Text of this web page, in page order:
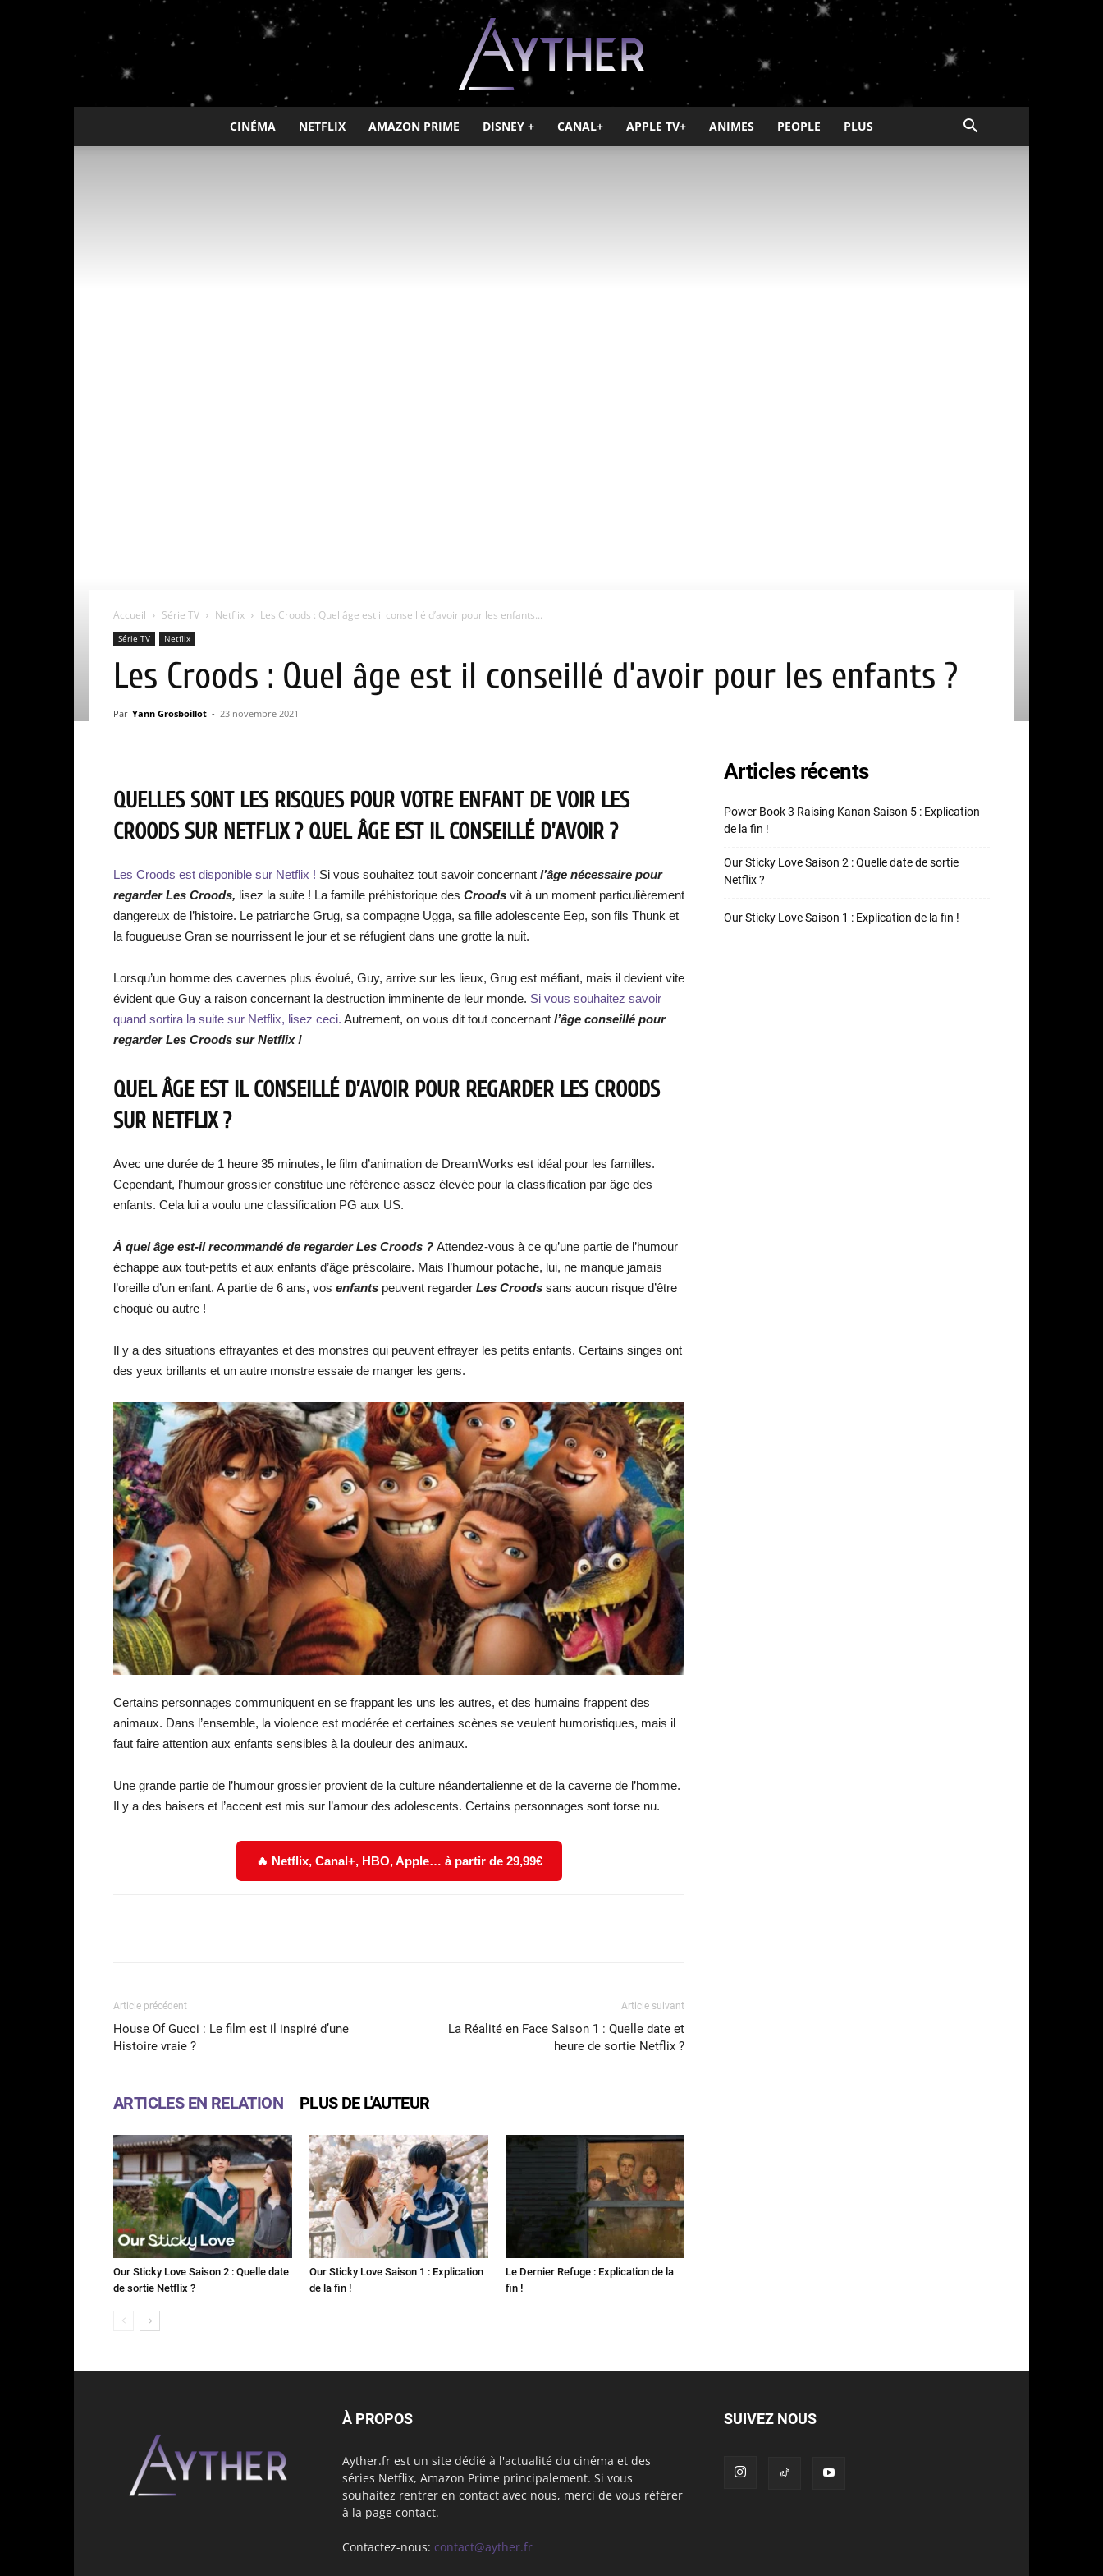
Ayther
CINÉMA NETFLIX AMAZON PRIME DISNEY + CANAL+ APPLE TV+ ANIMES PEOPLE PLUS
Accueil Série TV Netflix Les Croods : Quel âge est il conseillé d’avoir pour les enfants...
Série TV Netflix
Les Croods : Quel âge est il conseillé d’avoir pour les enfants ?
Par Yann Grosboillot - 23 novembre 2021
QUELLES SONT LES RISQUES POUR VOTRE ENFANT DE VOIR LES
CROODS SUR NETFLIX ? QUEL ÂGE EST IL CONSEILLÉ D’AVOIR ?
Les Croods est disponible sur Netflix ! Si vous souhaitez tout savoir concernant l’âge nécessaire pour
regarder Les Croods, lisez la suite ! La famille préhistorique des Croods vit à un moment particulièrement
dangereux de l’histoire. Le patriarche Grug, sa compagne Ugga, sa fille adolescente Eep, son fils Thunk et
la fougueuse Gran se nourrissent le jour et se réfugient dans une grotte la nuit.
Lorsqu’un homme des cavernes plus évolué, Guy, arrive sur les lieux, Grug est méfiant, mais il devient vite
évident que Guy a raison concernant la destruction imminente de leur monde. Si vous souhaitez savoir
quand sortira la suite sur Netflix, lisez ceci. Autrement, on vous dit tout concernant l’âge conseillé pour
regarder Les Croods sur Netflix !
QUEL ÂGE EST IL CONSEILLÉ D’AVOIR POUR REGARDER LES CROODS
SUR NETFLIX ?
Avec une durée de 1 heure 35 minutes, le film d’animation de DreamWorks est idéal pour les familles.
Cependant, l’humour grossier constitue une référence assez élevée pour la classification par âge des
enfants. Cela lui a voulu une classification PG aux US.
À quel âge est-il recommandé de regarder Les Croods ? Attendez-vous à ce qu’une partie de l’humour
échappe aux tout-petits et aux enfants d’âge préscolaire. Mais l’humour potache, lui, ne manque jamais
l’oreille d’un enfant. A partie de 6 ans, vos enfants peuvent regarder Les Croods sans aucun risque d’être
choqué ou autre !
Il y a des situations effrayantes et des monstres qui peuvent effrayer les petits enfants. Certains singes ont
des yeux brillants et un autre monstre essaie de manger les gens.
Certains personnages communiquent en se frappant les uns les autres, et des humains frappent des
animaux. Dans l’ensemble, la violence est modérée et certaines scènes se veulent humoristiques, mais il
faut faire attention aux enfants sensibles à la douleur des animaux.
Une grande partie de l’humour grossier provient de la culture néandertalienne et de la caverne de l’homme.
Il y a des baisers et l’accent est mis sur l’amour des adolescents. Certains personnages sont torse nu.
🔥 Netflix, Canal+, HBO, Apple… à partir de 29,99€
Article précédent
House Of Gucci : Le film est il inspiré d’une
Histoire vraie ?
Article suivant
La Réalité en Face Saison 1 : Quelle date et
heure de sortie Netflix ?
ARTICLES EN RELATION PLUS DE L'AUTEUR
Our Sticky Love Saison 2 : Quelle date
de sortie Netflix ?
Our Sticky Love Saison 1 : Explication
de la fin !
Le Dernier Refuge : Explication de la
fin !
Articles récents
Power Book 3 Raising Kanan Saison 5 : Explication
de la fin !
Our Sticky Love Saison 2 : Quelle date de sortie
Netflix ?
Our Sticky Love Saison 1 : Explication de la fin !
À PROPOS
Ayther.fr est un site dédié à l'actualité du cinéma et des
séries Netflix, Amazon Prime principalement. Si vous
souhaitez rentrer en contact avec nous, merci de vous référer
à la page contact.
Contactez-nous: contact@ayther.fr
SUIVEZ NOUS